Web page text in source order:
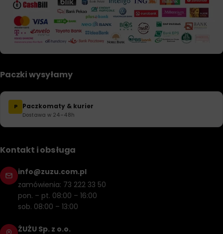
Paczki wysyłamy
P Paczkomaty & kurier
Dostawa w 24–48h
Kontakt i obsługa
info@zuzu.com.pl
zamówienia: 73 222 33 50
pon. – pt. 08:00 – 16:00
sob. 08:00 – 13:00
ŻUŻU Sp. z o.o.